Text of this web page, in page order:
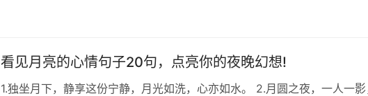
看见月亮的心情句子20句，点亮你的夜晚幻想!
1.独坐月下，静享这份宁静，月光如洗，心亦如水。 2.月圆之夜，一人一